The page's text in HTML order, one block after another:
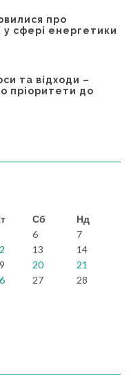
про
у сфері енергетики
та відходи –
пріоритети до
Сб
Нд
6
7
13
14
20
21
27
28